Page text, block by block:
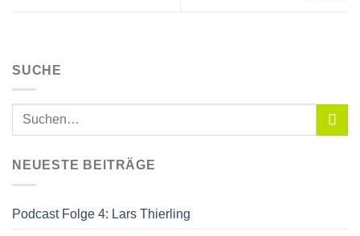
SUCHE
NEUESTE BEITRÄGE
Podcast Folge 4: Lars Thierling